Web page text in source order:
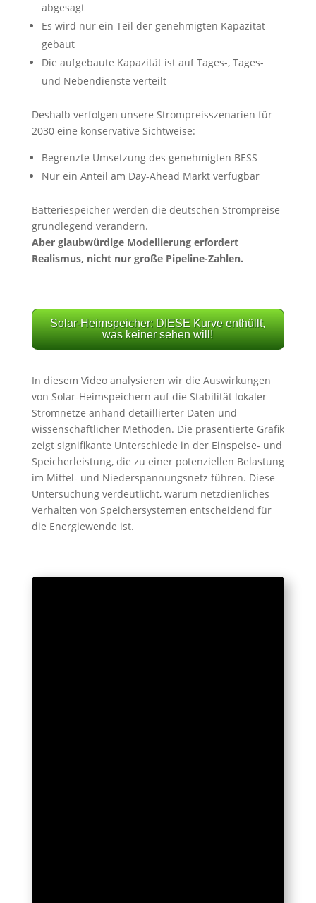
abgesagt
Es wird nur ein Teil der genehmigten Kapazität
gebaut
Die aufgebaute Kapazität ist auf Tages-, Tages-
und Nebendienste verteilt
Deshalb verfolgen unsere Strompreisszenarien für
2030 eine konservative Sichtweise:
Begrenzte Umsetzung des genehmigten BESS
Nur ein Anteil am Day-Ahead Markt verfügbar
Batteriespeicher werden die deutschen Strompreise
grundlegend verändern.
Aber glaubwürdige Modellierung erfordert
Realismus, nicht nur große Pipeline-Zahlen.
Solar-Heimspeicher: DIESE Kurve enthüllt,
was keiner sehen will!
In diesem Video analysieren wir die Auswirkungen
von Solar-Heimspeichern auf die Stabilität lokaler
Stromnetze anhand detaillierter Daten und
wissenschaftlicher Methoden. Die präsentierte Grafik
zeigt signifikante Unterschiede in der Einspeise- und
Speicherleistung, die zu einer potenziellen Belastung
im Mittel- und Niederspannungsnetz führen. Diese
Untersuchung verdeutlicht, warum netzdienliches
Verhalten von Speichersystemen entscheidend für
die Energiewende ist.